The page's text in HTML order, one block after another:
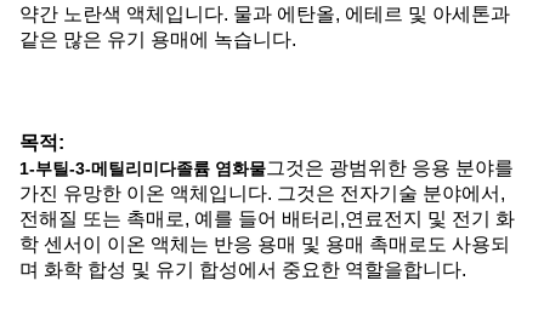
약간 노란색 액체입니다. 물과 에탄올, 에테르 및 아세톤과
같은 많은 유기 용매에 녹습니다.
목적:
1-부틸-3-메틸리미다졸륨 염화물그것은 광범위한 응용 분야를
가진 유망한 이온 액체입니다. 그것은 전자기술 분야에서,
전해질 또는 촉매로, 예를 들어 배터리,연료전지 및 전기 화
학 센서이 이온 액체는 반응 용매 및 용매 촉매로도 사용되
며 화학 합성 및 유기 합성에서 중요한 역할을합니다.